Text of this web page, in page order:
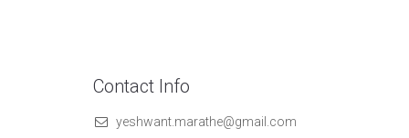
Contact Info
yeshwant.marathe@gmail.com